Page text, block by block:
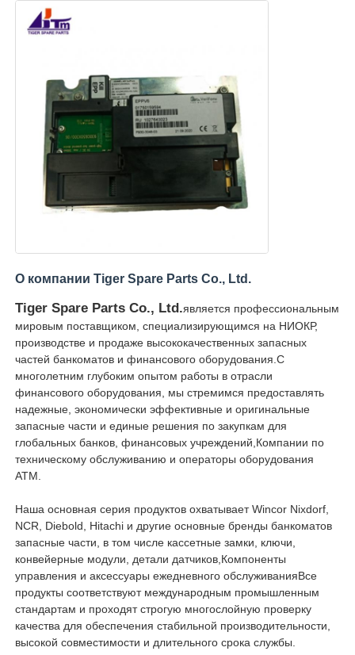
Части для банкоматов OKI
Купюроприемник
Сортировщик банкнот
счетчик счета
Пост-машина
Запасные части для банкоматов
Банкомат
Переработчик монет
О компании Tiger Spare Parts Co., Ltd.
Tiger Spare Parts Co., Ltd.является профессиональным
мировым поставщиком, специализирующимся на НИОКР,
производстве и продаже высококачественных запасных
частей банкоматов и финансового оборудования.С
многолетним глубоким опытом работы в отрасли
финансового оборудования, мы стремимся предоставлять
надежные, экономически эффективные и оригинальные
запасные части и единые решения по закупкам для
глобальных банков, финансовых учреждений,Компании по
техническому обслуживанию и операторы оборудования
АТМ.
Наша основная серия продуктов охватывает Wincor Nixdorf,
NCR, Diebold, Hitachi и другие основные бренды банкоматов
запасные части, в том числе кассетные замки, ключи,
конвейерные модули, детали датчиков,Компоненты
управления и аксессуары ежедневного обслуживанияВсе
продукты соответствуют международным промышленным
стандартам и проходят строгую многослойную проверку
качества для обеспечения стабильной производительности,
высокой совместимости и длительного срока службы.